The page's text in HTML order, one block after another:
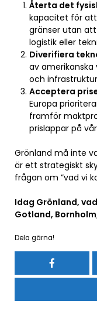
Återta det
kapacitet för att
gränser utan
logistik eller
Diverifiera
av
och
Acceptera
Europa
framför
prislappar på
Grönland må inte
är ett strategiskt
frågan om ”vad vi
Idag Grönland,
Gotland,
Dela gärna!